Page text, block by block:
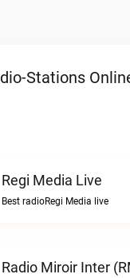
Stations
Regi Media Live
Best radioRegi Media live
Radio Miroir Inter